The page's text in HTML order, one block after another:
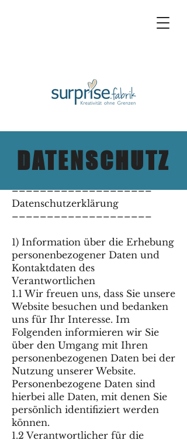
DATENSCHUTZ
––––––––––––––––––––
Datenschutzerklärung
––––––––––––––––––––
1) Information über die Erhebung
personenbezogener Daten und
Kontaktdaten des
Verantwortlichen
1.1 Wir freuen uns, dass Sie unsere
Website besuchen und bedanken
uns für Ihr Interesse. Im
Folgenden informieren wir Sie
über den Umgang mit Ihren
personenbezogenen Daten bei der
Nutzung unserer Website.
Personenbezogene Daten sind
hierbei alle Daten, mit denen Sie
persönlich identifiziert werden
können.
1.2 Verantwortlicher für die